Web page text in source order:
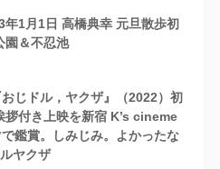
年1月1日 高橋典幸 元旦散歩初
園＆不忍池
じドル，ヤクザ』（2022）初
拶付き上映を新宿 K’s cineme
鑑賞。しみじみ。よかったな
ヤクザ